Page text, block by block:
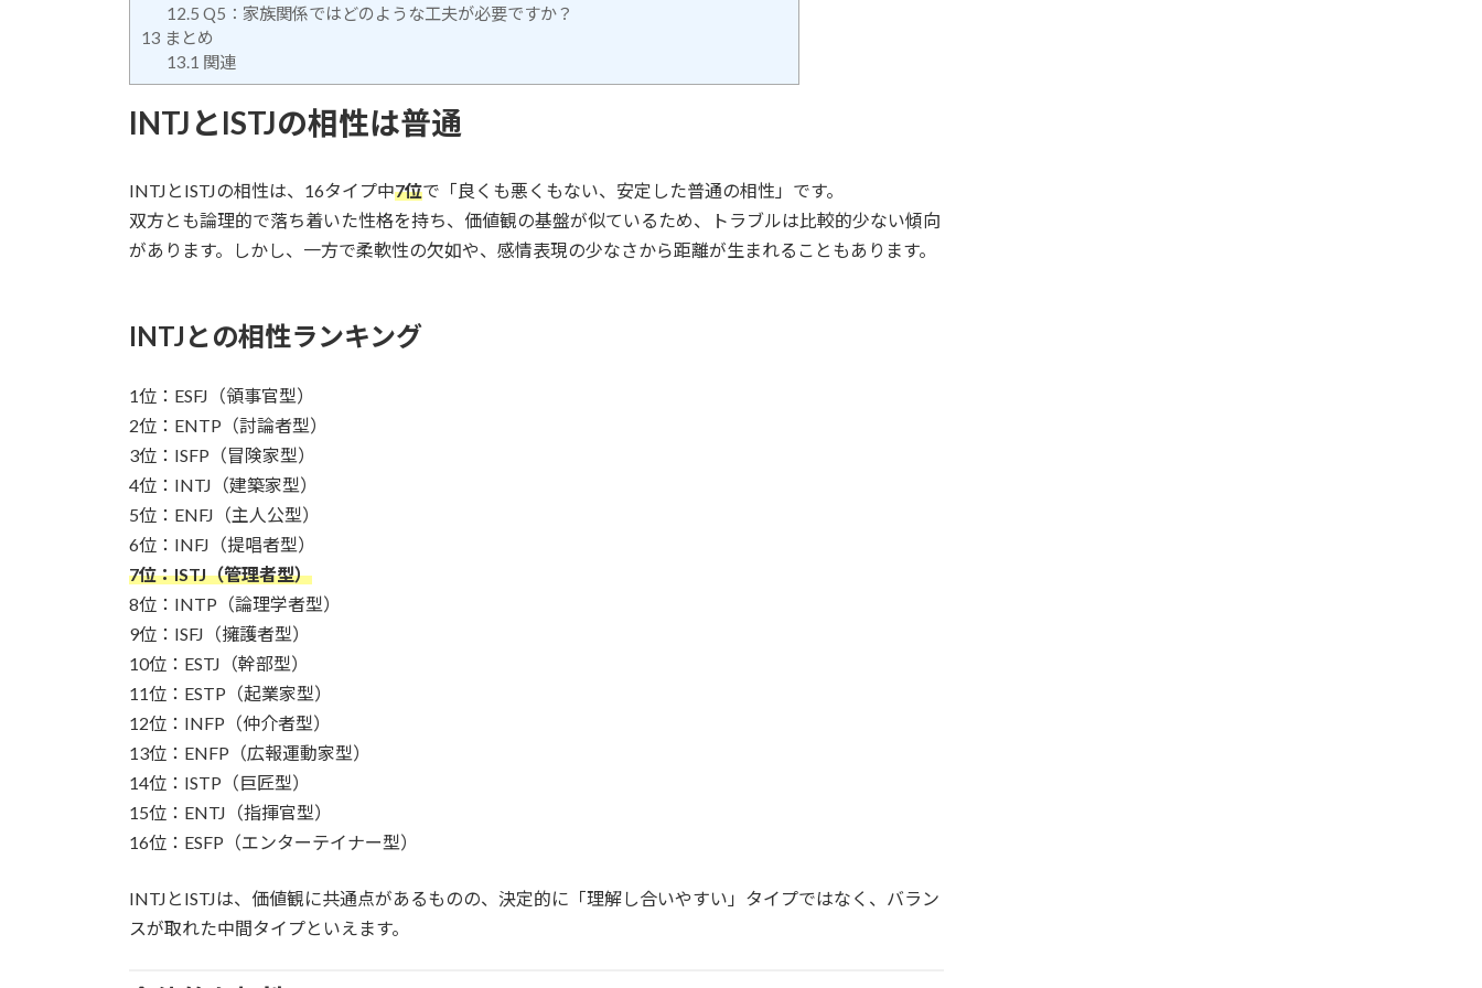
12.5 Q5：家族関係ではどのような工夫が必要ですか？
13 まとめ
13.1 関連
INTJとISTJの相性は普通
INTJとISTJの相性は、16タイプ中7位で「良くも悪くもない、安定した普通の相性」です。
双方とも論理的で落ち着いた性格を持ち、価値観の基盤が似ているため、トラブルは比較的少ない傾向
があります。しかし、一方で柔軟性の欠如や、感情表現の少なさから距離が生まれることもあります。
INTJとの相性ランキング
1位：ESFJ（領事官型）
2位：ENTP（討論者型）
3位：ISFP（冒険家型）
4位：INTJ（建築家型）
5位：ENFJ（主人公型）
6位：INFJ（提唱者型）
7位：ISTJ（管理者型）
8位：INTP（論理学者型）
9位：ISFJ（擁護者型）
10位：ESTJ（幹部型）
11位：ESTP（起業家型）
12位：INFP（仲介者型）
13位：ENFP（広報運動家型）
14位：ISTP（巨匠型）
15位：ENTJ（指揮官型）
16位：ESFP（エンターテイナー型）
INTJとISTJは、価値観に共通点があるものの、決定的に「理解し合いやすい」タイプではなく、バラン
スが取れた中間タイプといえます。